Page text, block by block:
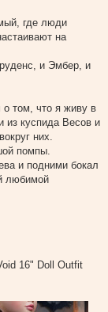
где люди
на
и Эмбер, и
том, что я живу в
из куспида Весов и
них.
помпы.
и подними бокал
любимой
16" Doll Outfit